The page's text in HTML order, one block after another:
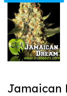
Jamaican